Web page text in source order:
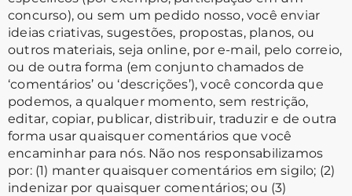
concurso), ou sem um pedido nosso, você enviar
ideias criativas, sugestões, propostas, planos, ou
outros materiais, seja online, por e-mail, pelo correio,
ou de outra forma (em conjunto chamados de
‘comentários’ ou ‘descrições’), você concorda que
podemos, a qualquer momento, sem restrição,
editar, copiar, publicar, distribuir, traduzir e de outra
forma usar quaisquer comentários que você
encaminhar para nós. Não nos responsabilizamos
por: (1) manter quaisquer comentários em sigilo; (2)
indenizar por quaisquer comentários; ou (3)